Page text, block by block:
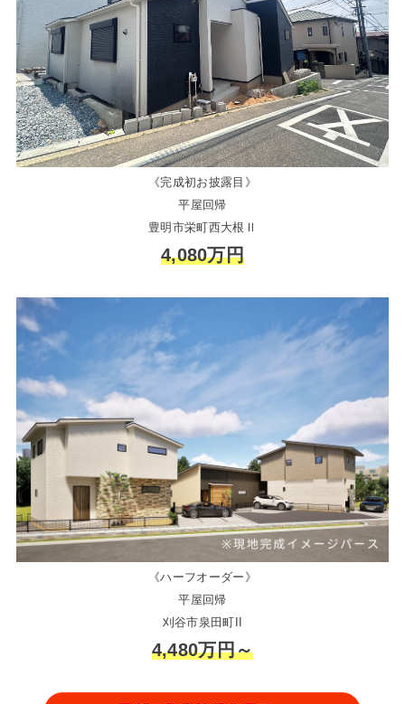
《完成初お披露目》
平屋回帰
豊明市栄町西大根Ⅱ
4,080万円
《ハーフオーダー》
平屋回帰
刈谷市泉田町II
4,480万円～